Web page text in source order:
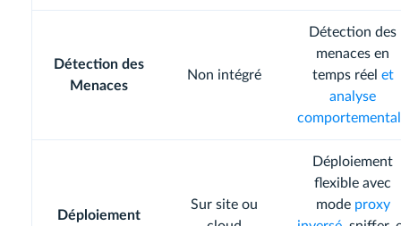
Détection des
Menaces
Non intégré
Détection des
menaces en
temps réel et
analyse
Déploiement
Sur site ou
Déploiement
flexible avec
mode proxy